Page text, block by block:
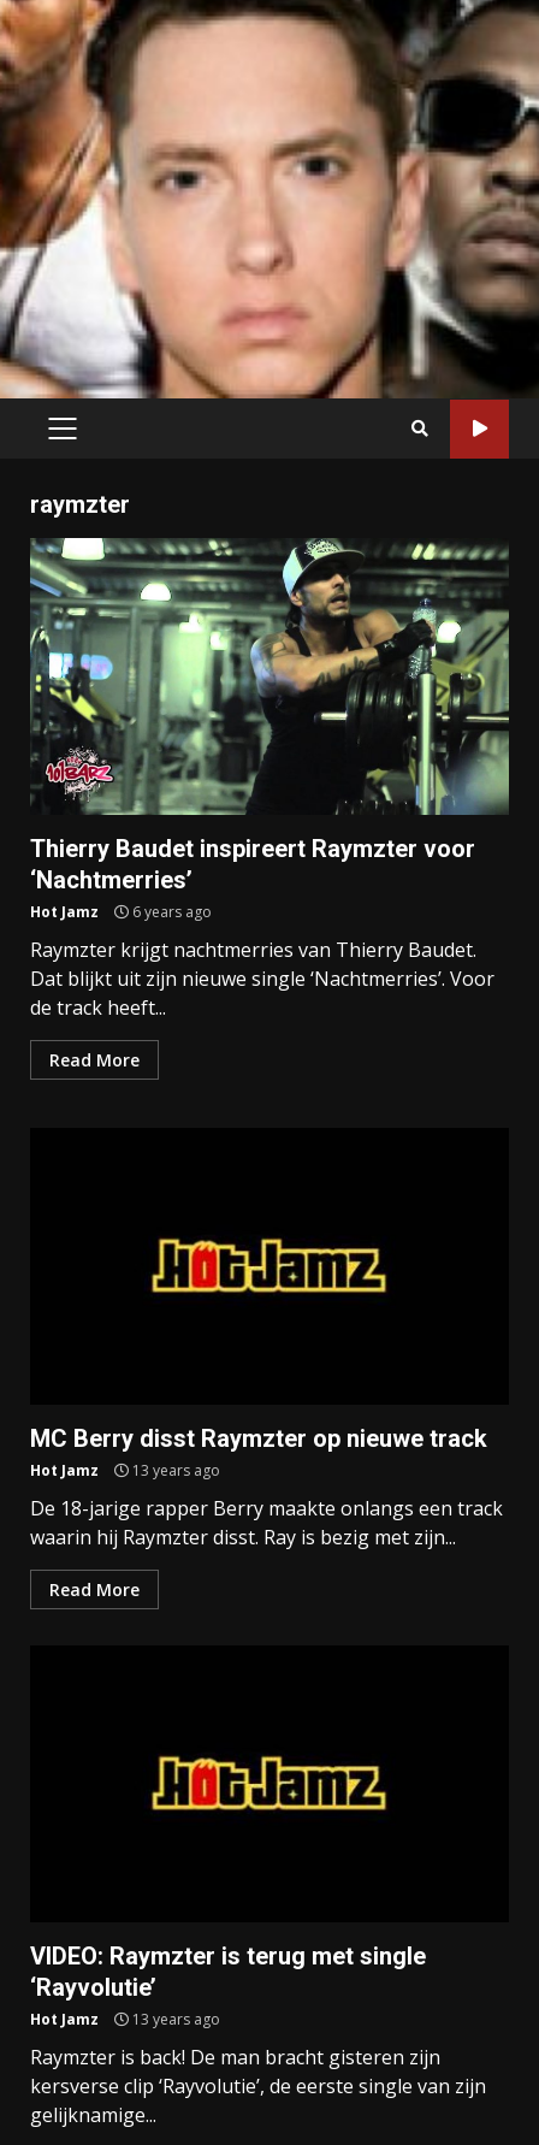
PRIMARY
raymzter
Thierry Baudet inspireert Raymzter voor
‘Nachtmerries’
Hot Jamz 6 years ago
Raymzter krijgt nachtmerries van Thierry Baudet.
Dat blijkt uit zijn nieuwe single ‘Nachtmerries’. Voor
de track heeft...
Read More
MC Berry disst Raymzter op nieuwe track
Hot Jamz 13 years ago
De 18-jarige rapper Berry maakte onlangs een track
waarin hij Raymzter disst. Ray is bezig met zijn...
Read More
VIDEO: Raymzter is terug met single
‘Rayvolutie’
Hot Jamz 13 years ago
Raymzter is back! De man bracht gisteren zijn
kersverse clip ‘Rayvolutie’, de eerste single van zijn
gelijknamige...